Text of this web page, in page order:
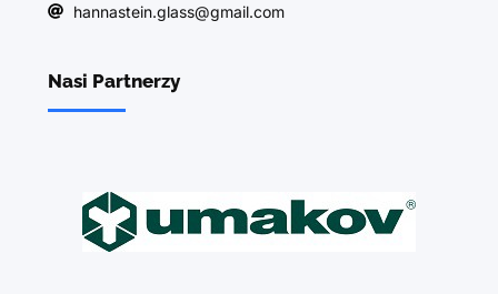
hannastein.glass@gmail.com
Nasi Partnerzy